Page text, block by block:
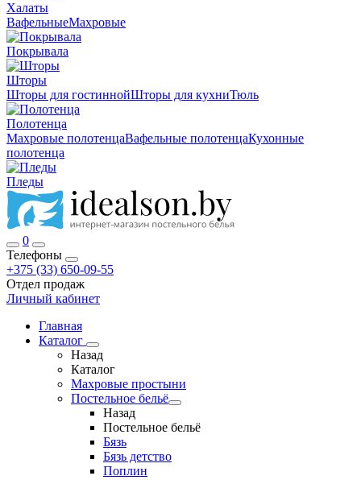
Халаты
ВафельныеМахровые
Покрывала
Шторы
Шторы для гостиннойШторы для кухниТюль
Полотенца
Махровые полотенцаВафельные полотенцаКухонные
полотенца
Пледы
0
Телефоны
+375 (33) 650-09-55
Отдел продаж
Личный кабинет
Главная
Каталог
Назад
Каталог
Махровые простыни
Постельное бельё
Назад
Постельное бельё
Бязь
Бязь детство
Поплин